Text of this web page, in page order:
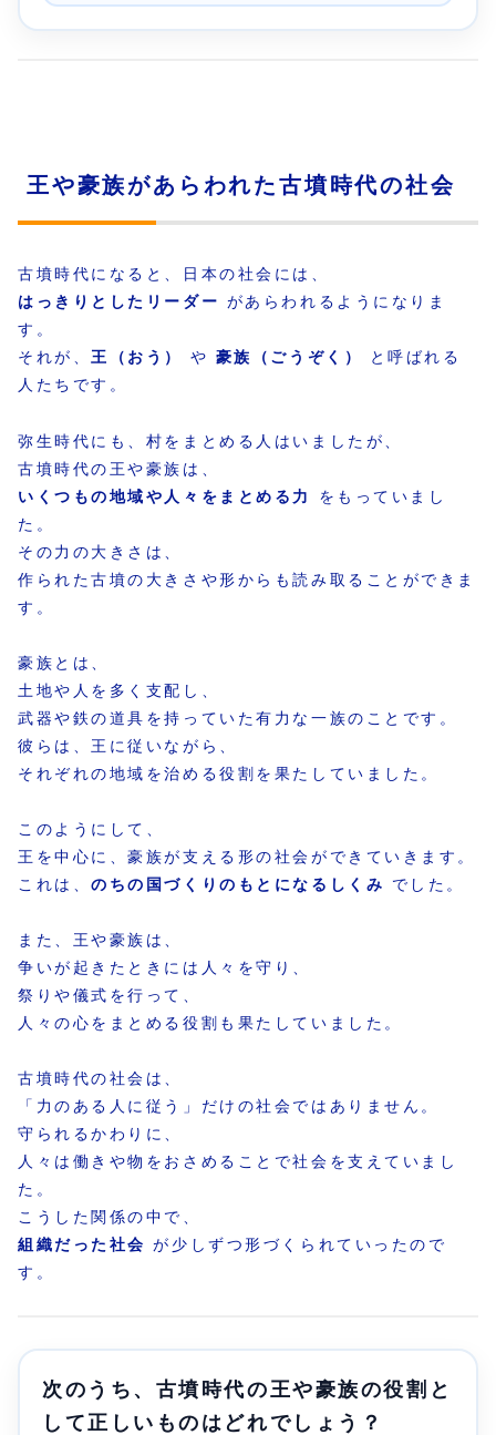
王や豪族があらわれた古墳時代の社会
古墳時代になると、日本の社会には、
はっきりとしたリーダー があらわれるようになりま
す。
それが、王（おう） や 豪族（ごうぞく）
と呼ばれる
人たちです。
弥生時代にも、村をまとめる人はいましたが、
古墳時代の王や豪族は、
いくつもの地域や人々をまとめる力
をもっていまし
た。
その力の大きさは、
作られた古墳の大きさや形からも読み取ることができま
す。
豪族とは、
土地や人を多く支配し、
武器や鉄の道具を持っていた有力な一族のことです。
彼らは、王に従いながら、
それぞれの地域を治める役割を果たしていました。
このようにして、
王を中心に、豪族が支える形の社会ができていきます。
これは、のちの国づくりのもとになるしくみ でした。
また、王や豪族は、
争いが起きたときには人々を守り、
祭りや儀式を行って、
人々の心をまとめる役割も果たしていました。
古墳時代の社会は、
「力のある人に従う」だけの社会ではありません。
守られるかわりに、
人々は働きや物をおさめることで社会を支えていまし
た。
こうした関係の中で、
組織だった社会 が少しずつ形づくられていったので
す。
次のうち、古墳時代の王や豪族の役割と
して正しいものはどれでしょう？